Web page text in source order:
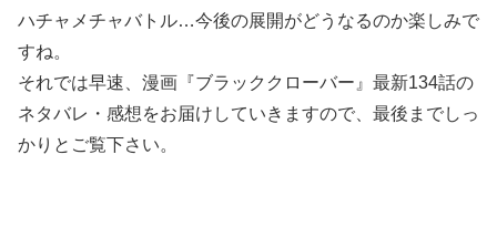
ハチャメチャバトル…今後の展開がどうなるのか楽しみで
すね。
それでは早速、漫画『ブラッククローバー』最新134話の
ネタバレ・感想をお届けしていきますので、最後までしっ
かりとご覧下さい。